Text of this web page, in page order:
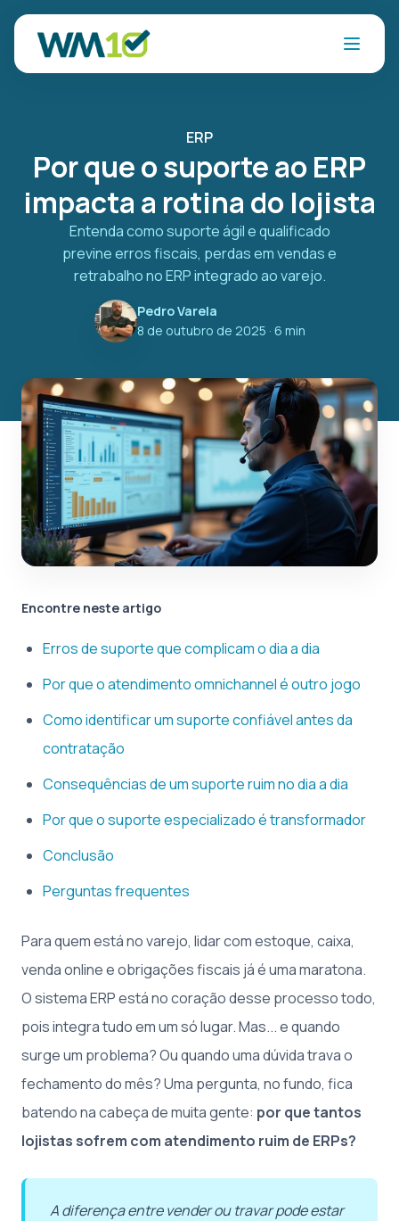
ERP
Por que o suporte ao ERP
impacta a rotina do lojista
Entenda como suporte ágil e qualificado
previne erros fiscais, perdas em vendas e
retrabalho no ERP integrado ao varejo.
Pedro Varela
8 de outubro de 2025 · 6 min
Encontre neste artigo
Erros de suporte que complicam o dia a dia
Por que o atendimento omnichannel é outro jogo
Como identificar um suporte confiável antes da
contratação
Consequências de um suporte ruim no dia a dia
Por que o suporte especializado é transformador
Conclusão
Perguntas frequentes
Para quem está no varejo, lidar com estoque, caixa,
venda online e obrigações fiscais já é uma maratona.
O sistema ERP está no coração desse processo todo,
pois integra tudo em um só lugar. Mas... e quando
surge um problema? Ou quando uma dúvida trava o
fechamento do mês? Uma pergunta, no fundo, fica
batendo na cabeça de muita gente: por que tantos
lojistas sofrem com atendimento ruim de ERPs?
A diferença entre vender ou travar pode estar